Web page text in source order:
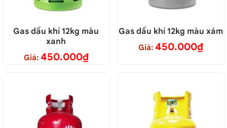
Gas dầu khí 12kg màu
xanh
Giá: 450.000₫
Gas dầu khí 12kg màu xám
Giá: 450.000₫